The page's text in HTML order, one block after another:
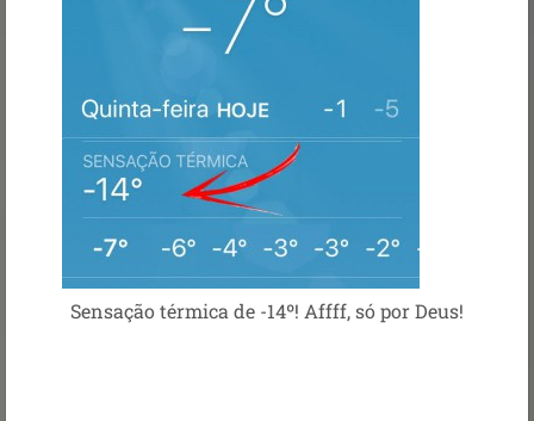
Sensação térmica de -14º! Affff, só por Deus!